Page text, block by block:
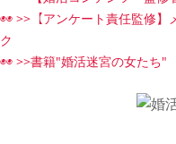
◉◉ >>【アンケート責任監修
ク
◉◉ >>書籍"婚活迷宮の女たち"